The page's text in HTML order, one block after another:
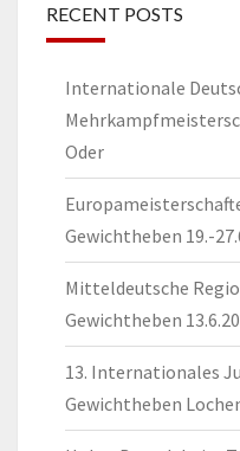
RECENT POSTS
Internationale
Oder
Gewichtheben 19.-
Mitteldeutsche
Gewichtheben
13. Internationales
Gewichtheben